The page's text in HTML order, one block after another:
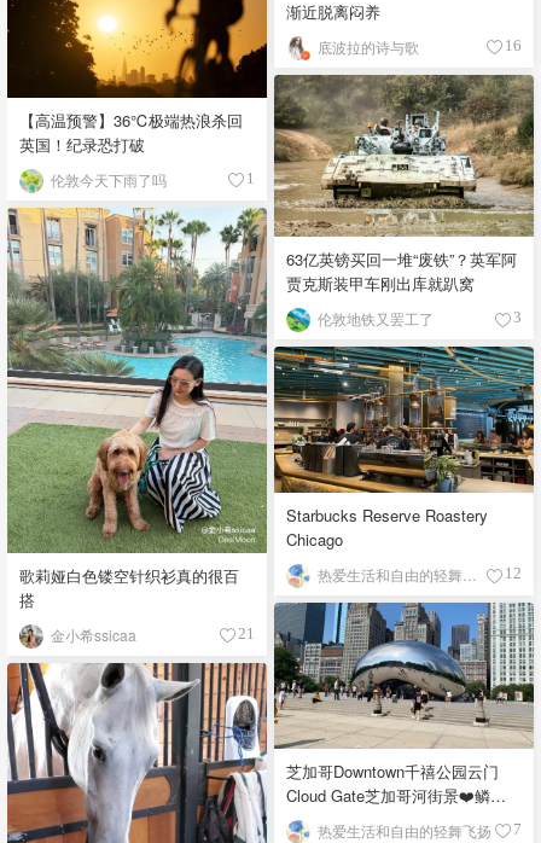
渐近脱离闷养
底波拉的诗与歌 16
【高温预警】36℃极端热浪杀回
英国！纪录恐打破
伦敦今天下雨了吗 1
63亿英镑买回一堆“废铁”？英军阿
贾克斯装甲车刚出库就趴窝
伦敦地铁又罢工了 3
歌莉娅白色镂空针织衫真的很百
搭
金小希ssicaa 21
Starbucks Reserve Roastery
Chicago
12
芝加哥Downtown千禧公园云门
Cloud Gate芝加哥河街景❤️鳞次
栉比的高楼
热爱生活和自由的轻舞飞扬 7